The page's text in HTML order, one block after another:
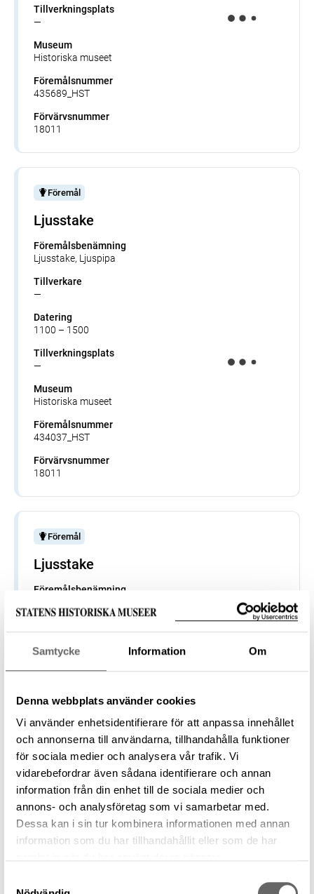
Samtycke Information Om
Denna webbplats använder cookies
Vi använder enhetsidentifierare för att anpassa innehållet
och annonserna till användarna, tillhandahålla funktioner
för sociala medier och analysera vår trafik. Vi
vidarebefordrar även sådana identifierare och annan
information från din enhet till de sociala medier och
annons- och analysföretag som vi samarbetar med.
Dessa kan i sin tur kombinera informationen med annan
information som du har tillhandahållit eller som de har
Tillverkningsplats
—
Museum
Historiska museet
Föremålsnummer
435689_HST
Förvärvsnummer
18011
Föremål
Ljusstake
Föremålsbenämning
Ljusstake, Ljuspipa
Tillverkare
—
Datering
1100 – 1500
Tillverkningsplats
—
Museum
Historiska museet
Föremålsnummer
434037_HST
Förvärvsnummer
18011
Föremål
Ljusstake
Föremålsbenämning
Datering
—
Tillverkningsplats
Historiska museet
Föremålsnummer
Förvärvsnummer